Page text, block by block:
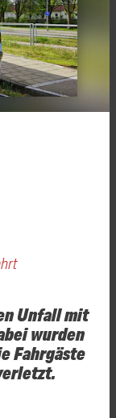
Unfall mit
wurden
Fahrgäste